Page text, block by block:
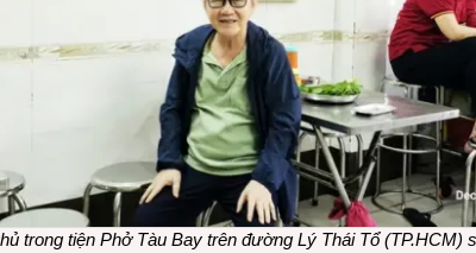
trong tiện Phở Tàu Bay trên đường Lý Thái Tổ (TP.HCM)